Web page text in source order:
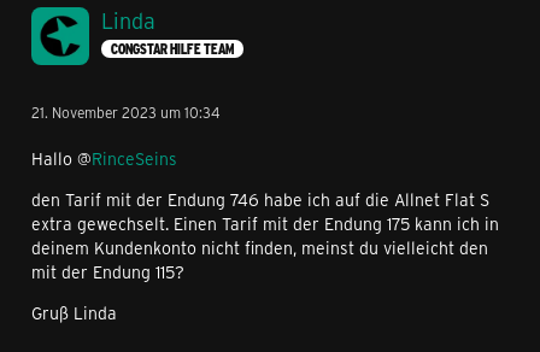
Linda
CONGSTAR HILFE TEAM
21. November 2023 um 10:34
Hallo @RinceSeins
den Tarif mit der Endung 746 habe ich auf die Allnet Flat S
extra gewechselt. Einen Tarif mit der Endung 175 kann ich in
deinem Kundenkonto nicht finden, meinst du vielleicht den
mit der Endung 115?
Gruß Linda